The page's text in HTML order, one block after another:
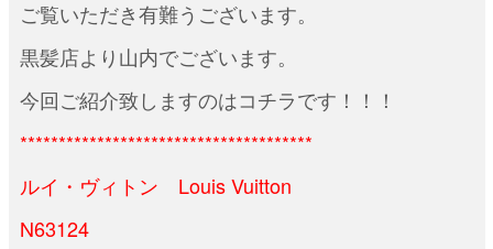
ご覧いただき有難うございます。
黒髪店より山内でございます。
今回ご紹介致しますのはコチラです！！！
**************************************
ルイ・ヴィトン Louis Vuitton
N63124